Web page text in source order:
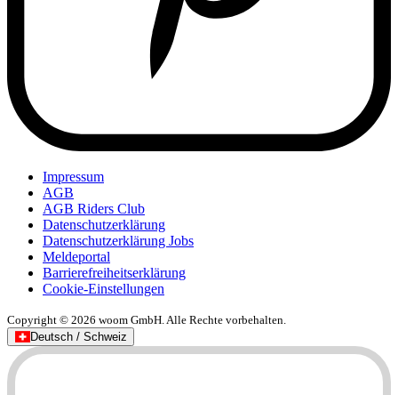
Impressum
AGB
AGB Riders Club
Datenschutzerklärung
Datenschutzerklärung Jobs
Meldeportal
Barrierefreiheitserklärung
Cookie-Einstellungen
Copyright © 2026 woom GmbH. Alle Rechte vorbehalten.
Deutsch / Schweiz